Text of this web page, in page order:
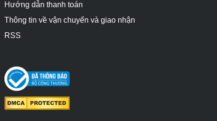
Hướng dẫn thanh toán
Thông tin về vận chuyển và giao nhận
RSS